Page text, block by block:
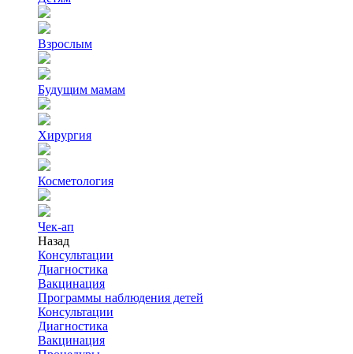
Взрослым
Будущим мамам
Хирургия
Косметология
Чек-ап
Назад
Консультации
Диагностика
Вакцинация
Программы наблюдения детей
Консультации
Диагностика
Вакцинация